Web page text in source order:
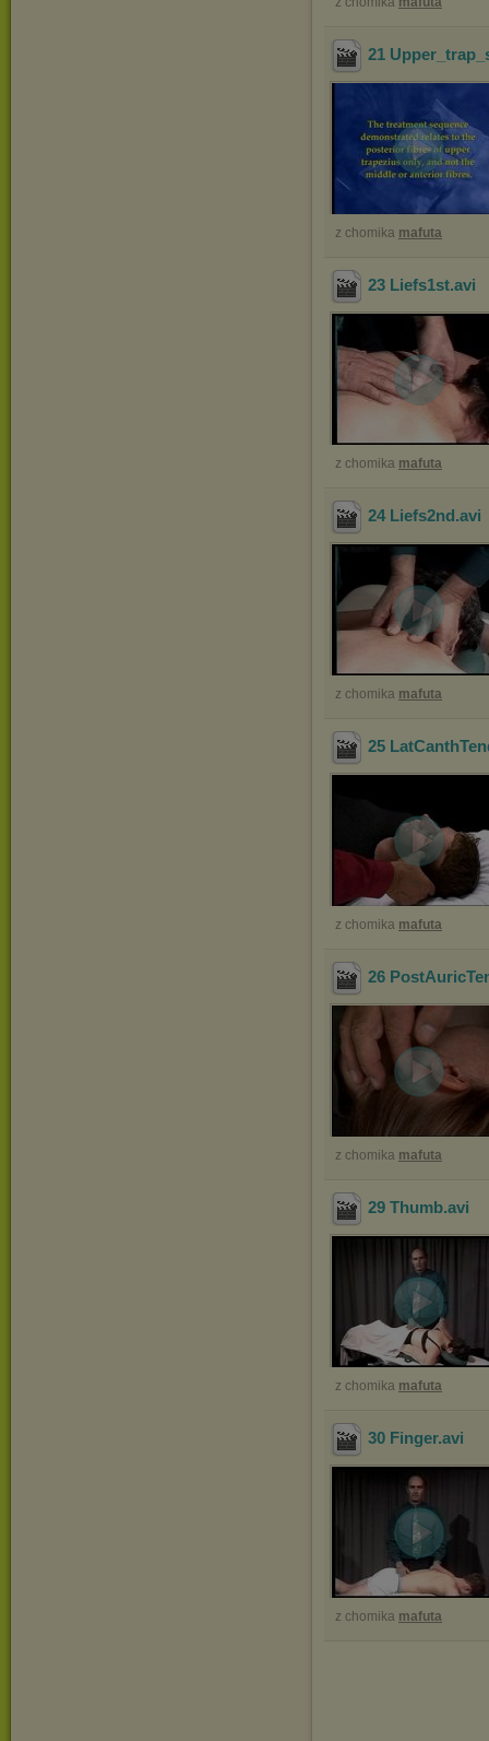
21
z chomika mafuta
23 Liefs1st.avi
z chomika mafuta
24 Liefs2nd .avi
z chomika mafuta
25
z chomika mafuta
26
z chomika mafuta
29 Thumb.avi
z chomika mafuta
30 Finger.avi
z chomika mafuta